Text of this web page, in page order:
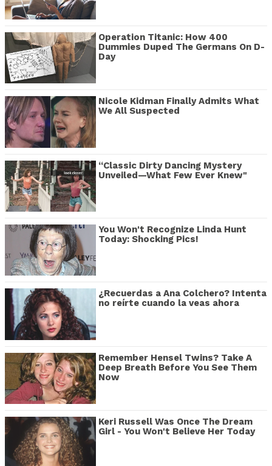
Operation Titanic: How 400
Dummies Duped The Germans On D-
Day
Nicole Kidman Finally Admits What
We All Suspected
“Classic Dirty Dancing Mystery
Unveiled—What Few Ever Knew"
You Won't Recognize Linda Hunt
Today: Shocking Pics!
¿Recuerdas a Ana Colchero? Intenta
no reírte cuando la veas ahora
Remember Hensel Twins? Take A
Deep Breath Before You See Them
Now
Keri Russell Was Once The Dream
Girl - You Won't Believe Her Today